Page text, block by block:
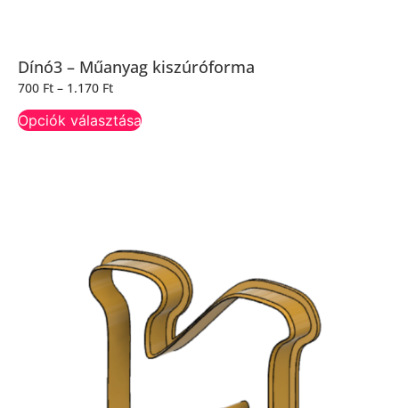
Dínó3 – Műanyag kiszúróforma
700 Ft – 1.170 Ft
Opciók választása